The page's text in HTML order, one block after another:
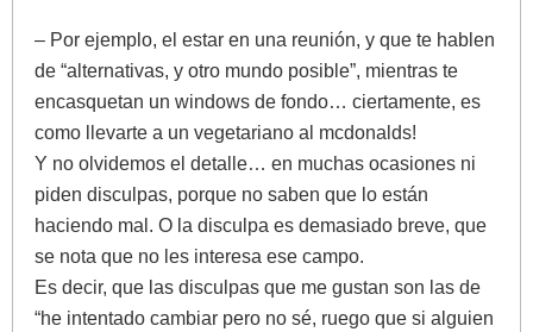
– Por ejemplo, el estar en una reunión, y que te hablen
de “alternativas, y otro mundo posible”, mientras te
encasquetan un windows de fondo… ciertamente, es
como llevarte a un vegetariano al mcdonalds!
Y no olvidemos el detalle… en muchas ocasiones ni
piden disculpas, porque no saben que lo están
haciendo mal. O la disculpa es demasiado breve, que
se nota que no les interesa ese campo.
Es decir, que las disculpas que me gustan son las de
“he intentado cambiar pero no sé, ruego que si alguien